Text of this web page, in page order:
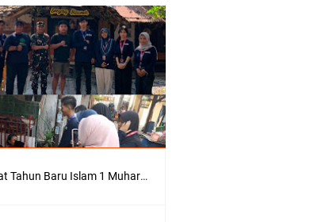
Selamat Tahun Baru Islam 1 Muharram 1448 H: Pesan Hijrah Drs. H. Husnul Aqib, M.M. untuk Negeri